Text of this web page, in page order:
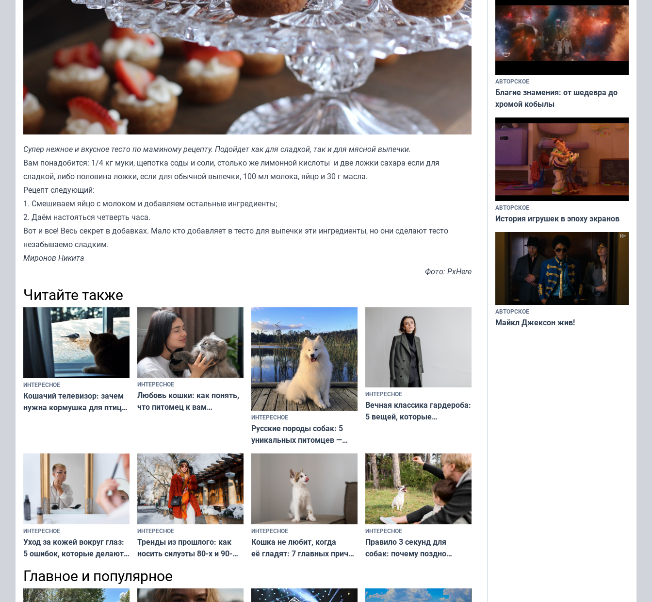
Супер нежное и вкусное тесто по маминому рецепту. Подойдет как для сладкой, так и для мясной выпечки.
Вам понадобится: 1/4 кг муки, щепотка соды и соли, столько же лимонной кислоты и две ложки сахара если для
сладкой, либо половина ложки, если для обычной выпечки, 100 мл молока, яйцо и 30 г масла.
Рецепт следующий:
1. Смешиваем яйцо с молоком и добавляем остальные ингредиенты;
2. Даём настояться четверть часа.
Вот и все! Весь секрет в добавках. Мало кто добавляет в тесто для выпечки эти ингредиенты, но они сделают тесто
незабываемо сладким.
Миронов Никита
Фото: PxHere
Читайте также
ИНТЕРЕСНОЕ
Кошачий телевизор: зачем
нужна кормушка для птиц
ИНТЕРЕСНОЕ
Любовь кошки: как понять,
что питомец к вам
ИНТЕРЕСНОЕ
Русские породы собак: 5
уникальных питомцев —
национальные сокровища
и характером
ИНТЕРЕСНОЕ
Вечная классика гардероба:
5 вещей, которые
и актуально в любой сезон
ИНТЕРЕСНОЕ
Уход за кожей вокруг глаз:
5 ошибок, которые делают
и вернуть свежий взгляд
без дорогих средств
ИНТЕРЕСНОЕ
Тренды из прошлого: как
носить силуэты 80-х и 90-
современно и стильно без
переплат
ИНТЕРЕСНОЕ
Кошка не любит, когда
её гладят: 7 главных причин
независимому питомцу
ИНТЕРЕСНОЕ
Правило 3 секунд для
собак: почему поздно
питомцу всё сразу и без
Главное и популярное
АВТОРСКОЕ
Благие знамения: от шедевра до
хромой кобылы
АВТОРСКОЕ
История игрушек в эпоху экранов
АВТОРСКОЕ
Майкл Джексон жив!